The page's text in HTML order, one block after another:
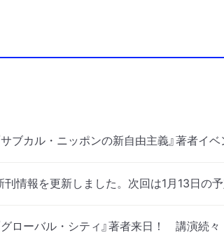
サブカル・ニッポンの新自由主義』著者イ
刊情報を更新しました。次回は1月13日の予
グローバル・シティ』著者来日！ 講演続々